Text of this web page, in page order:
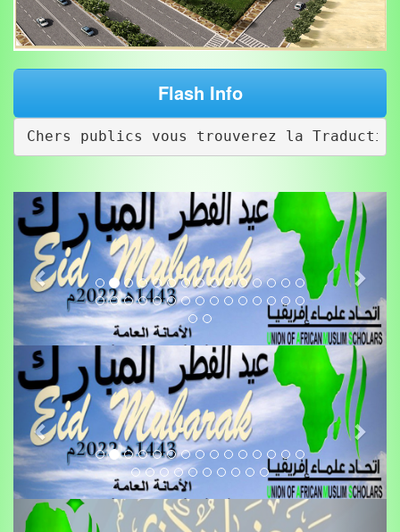
Flash Info
publics vous trouverez la Traduction des